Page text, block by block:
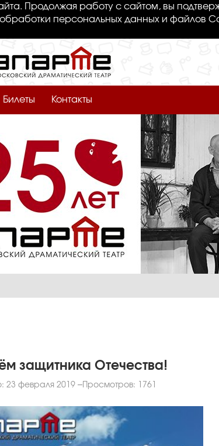
Продолжая работу с сайтом, вы
персональных данных и файлов
Билеты Контакты
защитника Отечества!
23 февраля 2019 Просмотров: 1761